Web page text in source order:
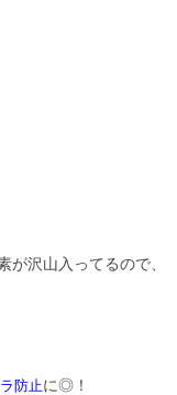
が沢山入ってるので、
防止に◎！